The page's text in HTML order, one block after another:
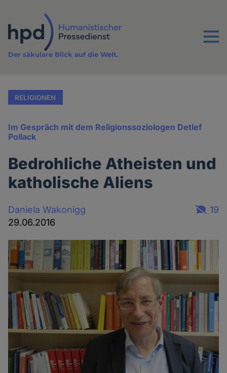
Inhalt
Menu
Der säkulare Blick auf die Welt.
RELIGIONEN
Im Gespräch mit dem Religionssoziologen Detlef
Pollack
Bedrohliche Atheisten und
katholische Aliens
Daniela Wakonigg
29.06.2016
19